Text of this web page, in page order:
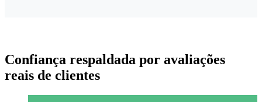
Confiança respaldada por avaliações
reais de clientes